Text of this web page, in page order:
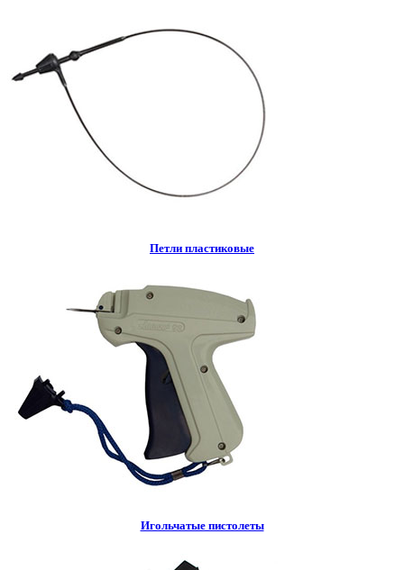
Петли пластиковые
Игольчатые пистолеты